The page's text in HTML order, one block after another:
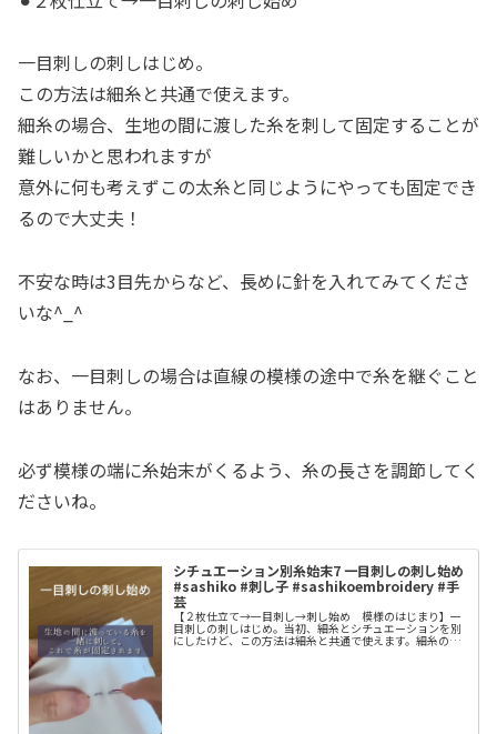
一目刺しの刺しはじめ。
この方法は細糸と共通で使えます。
細糸の場合、生地の間に渡した糸を刺して固定することが
難しいかと思われますが
意外に何も考えずこの太糸と同じようにやっても固定でき
るので大丈夫！
不安な時は3目先からなど、長めに針を入れてみてくださ
いな^_^
なお、一目刺しの場合は直線の模様の途中で糸を継ぐこと
はありません。
必ず模様の端に糸始末がくるよう、糸の長さを調節してく
ださいね。
シチュエーション別糸始末7 一目刺しの刺し始め
#sashiko #刺し子 #sashikoembroidery #手
芸
【２枚仕立て→一目刺し→刺し始め 模様のはじまり】一
目刺しの刺しはじめ。当初、細糸とシチュエーションを別
にしたけど、この方法は細糸と共通で使えます。細糸の場